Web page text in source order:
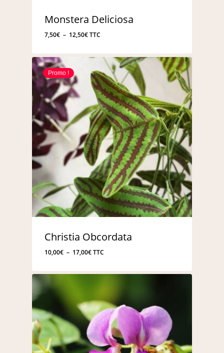
Monstera Deliciosa
7,50€ – 12,50€Plage
prix :
à
12,50€
TTC
Promo !
Christia Obcordata
10,00€ – 17,00€Plage
prix :
17,00€
TTC